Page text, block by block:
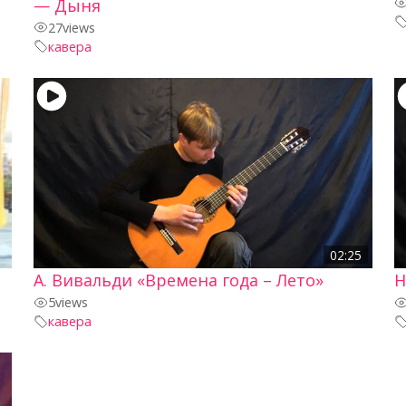
— Дыня
27views
кавера
02:25
А. Вивальди «Времена года – Лето»
5views
кавера